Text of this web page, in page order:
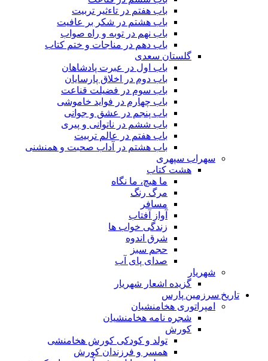
باب هفتم در تاءثیر تربیت
باب هشتم در شکر بر عافیت
باب نهم در توبه و راه صواب
باب دهم در مناجات و ختم کتاب
گلستان سعدی
باب اول در عبرت پادشاهان
باب دوم در اخلاق پارسایان
باب سوم در فضیلت قناعت
باب چهارم در فواید خاموشى
باب پنجم در عشق و جوانى
باب ششم در ناتوانى و پیرى
باب هفتم در عالم تربیت
باب هشتم در آداب صحبت و همنشنى
سهراب سپهری
هشت کتاب
ما هیچ، ما نگاه
مرگ رنگ
مسافر
آواز آفتاب
زندگی خواب ها
شرق اندوه
حجم سبز
صدای پای آب
شهریار
گزیده اشعار شهریار
تاریخ سرزمین پارس
امپراتوری هخامنشیان
شجره نامه هخامنشیان
کورش
تولد و کودکی کورش هخامنشی
همسر و فرزندان کورش